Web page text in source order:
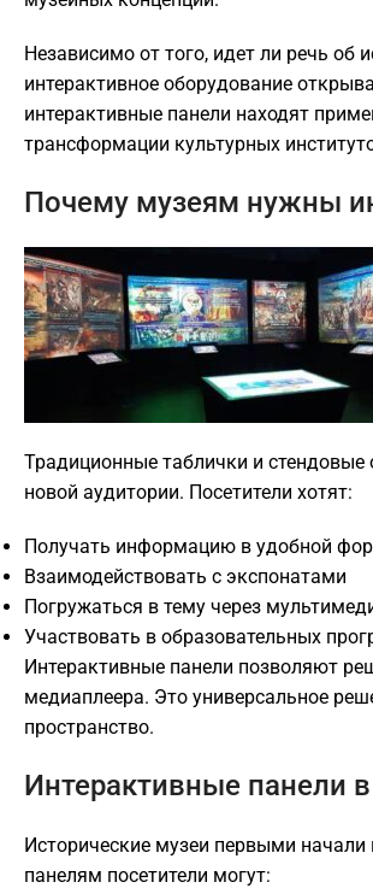
Независимо от того, идет ли речь об
интерактивное оборудование
интерактивные панели находят
трансформации культурных
Почему музеям нужны
Традиционные таблички и
новой аудитории. Посетители хотят:
Получать информацию в удобной
Взаимодействовать с экспонатами
Погружаться в тему через
Участвовать в образовательных
Интерактивные панели позволяют
медиаплеера. Это универсальное
пространство.
Интерактивные панели
Исторические музеи первыми
панелям посетители могут: